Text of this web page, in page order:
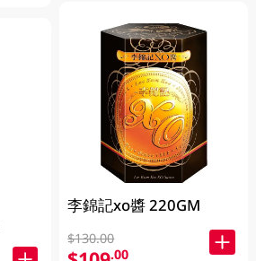
李錦記xo醬 220GM
$130.00
.00